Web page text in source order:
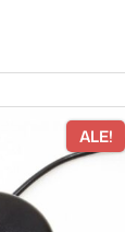
ALE!